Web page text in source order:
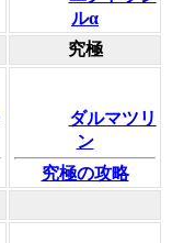
ルα
究極
ダルマツリ
ン
究極の攻略